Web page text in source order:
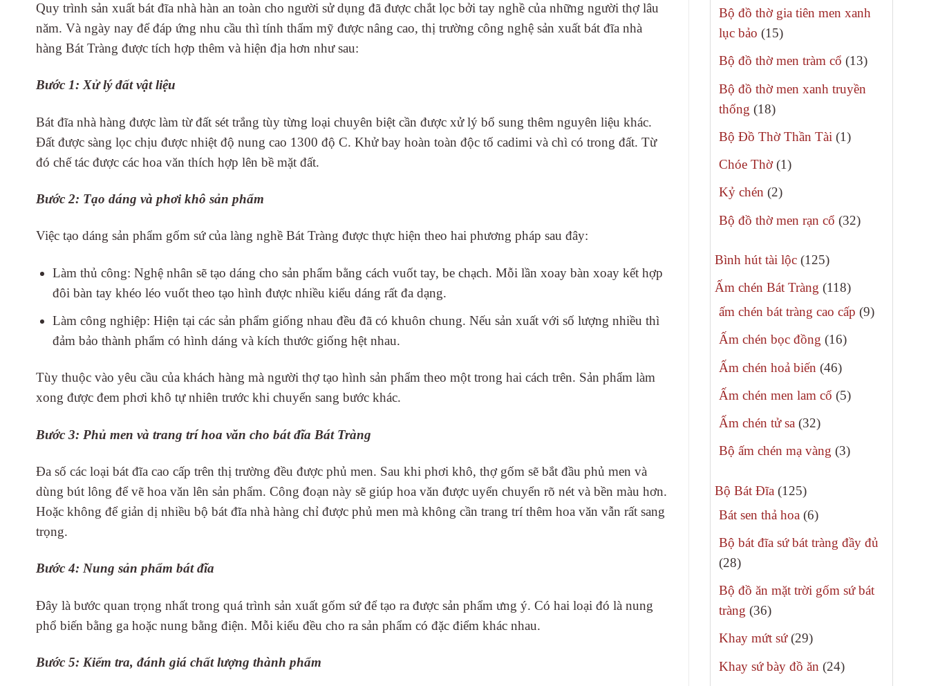
Bộ đồ thờ gia tiên men xanh
lục bảo
1515
Bộ đồ thờ men tràm cổ 1313
Bộ đồ thờ men xanh truyền
thống
1818
Bộ Đồ Thờ Thần Tài 11
Chóe Thờ 11
Kỷ chén 22
Bộ đồ thờ men rạn cổ 3232
Bình hút tài lộc 125125
phẩm
Ấm chén Bát Tràng 118118
sản
ấm chén bát tràng cao cấp 99
Ấm chén bọc đồng 1616
Ấm chén hoả biến 4646
phẩm
Ấm chén men lam cổ 55
Ấm chén tử sa 3232
phẩm
Bộ ấm chén mạ vàng 33
Bộ Bát Đĩa 125125
sản
Bát sen thả hoa 66
phẩm
Bộ bát đĩa sứ bát tràng đầy đủ
2828
sản
Bộ đồ ăn mặt trời gốm sứ bát
tràng
3636
phẩm
Khay mứt sứ 2929
phẩm
Khay sứ bày đồ ăn 2424
Quy trình sản xuất bát đĩa nhà hàn an toàn cho người sử dụng đã được chắt lọc bởi tay nghề của những người thợ lâu
năm. Và ngày nay để đáp ứng nhu cầu thì tính thẩm mỹ được nâng cao, thị trường công nghệ sản xuất bát đĩa nhà
hàng Bát Tràng được tích hợp thêm và hiện địa hơn như sau:
Bước 1: Xử lý đất vật liệu
Bát đĩa nhà hàng được làm từ đất sét trắng tùy từng loại chuyên biệt cần được xử lý bổ sung thêm nguyên liệu khác.
Đất được sàng lọc chịu được nhiệt độ nung cao 1300 độ C. Khử bay hoàn toàn độc tố cadimi và chì có trong đất. Từ
đó chế tác được các hoa văn thích hợp lên bề mặt đất.
Bước 2: Tạo dáng và phơi khô sản phẩm
Việc tạo dáng sản phẩm gốm sứ của làng nghề Bát Tràng được thực hiện theo hai phương pháp sau đây:
Làm thủ công: Nghệ nhân sẽ tạo dáng cho sản phẩm bằng cách vuốt tay, be chạch. Mỗi lần xoay bàn xoay kết hợp
đôi bàn tay khéo léo vuốt theo tạo hình được nhiều kiểu dáng rất đa dạng.
Làm công nghiệp: Hiện tại các sản phẩm giống nhau đều đã có khuôn chung. Nếu sản xuất với số lượng nhiều thì
đảm bảo thành phẩm có hình dáng và kích thước giống hệt nhau.
Tùy thuộc vào yêu cầu của khách hàng mà người thợ tạo hình sản phẩm theo một trong hai cách trên. Sản phẩm làm
xong được đem phơi khô tự nhiên trước khi chuyển sang bước khác.
Bước 3: Phủ men và trang trí hoa văn cho bát đĩa Bát Tràng
Đa số các loại bát đĩa cao cấp trên thị trường đều được phủ men. Sau khi phơi khô, thợ gốm sẽ bắt đầu phủ men và
dùng bút lông để vẽ hoa văn lên sản phẩm. Công đoạn này sẽ giúp hoa văn được uyển chuyển rõ nét và bền màu hơn.
Hoặc không để giản dị nhiều bộ bát đĩa nhà hàng chỉ được phủ men mà không cần trang trí thêm hoa văn vẫn rất sang
trọng.
Bước 4: Nung sản phẩm bát đĩa
Đây là bước quan trọng nhất trong quá trình sản xuất gốm sứ để tạo ra được sản phẩm ưng ý. Có hai loại đó là nung
phổ biến bằng ga hoặc nung bằng điện. Mỗi kiểu đều cho ra sản phẩm có đặc điểm khác nhau.
Bước 5: Kiểm tra, đánh giá chất lượng thành phẩm